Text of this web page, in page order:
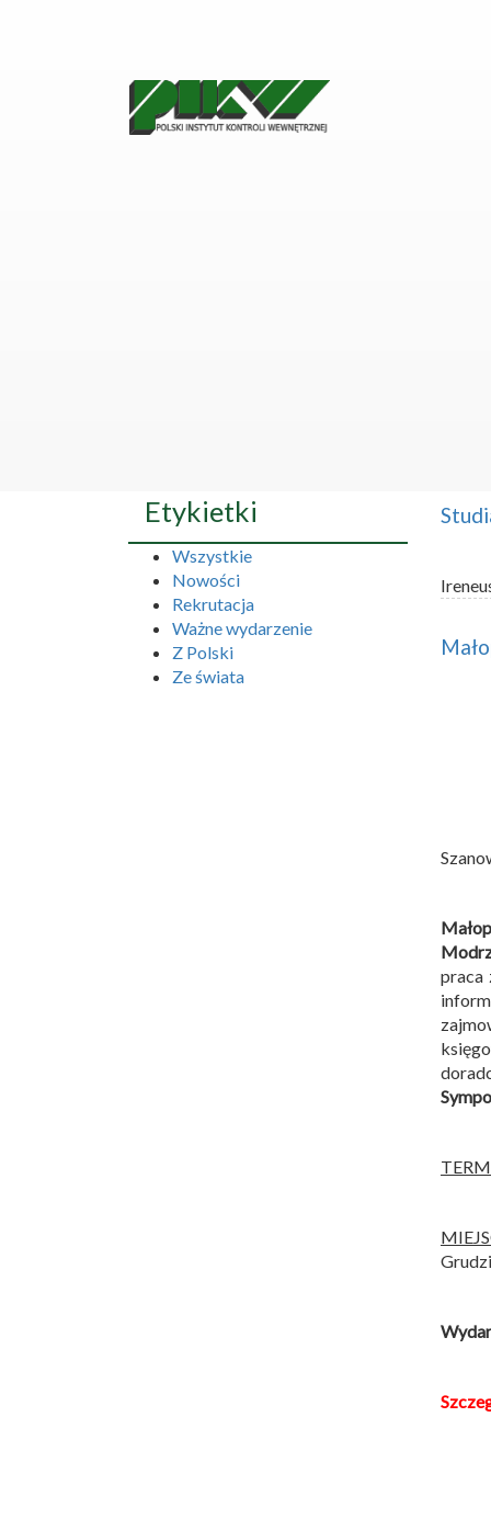
praca
Etykietki
Wszystkie
Nowości
Rekrutacja
Ważne wydarzenie
Z Polski
Ze świata